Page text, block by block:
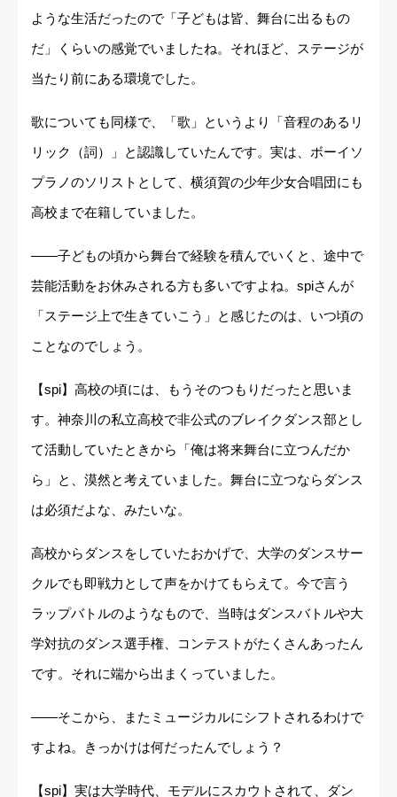
ような生活だったので「子どもは皆、舞台に出るもの
だ」くらいの感覚でいましたね。それほど、ステージが
当たり前にある環境でした。
歌についても同様で、「歌」というより「音程のあるリ
リック（詞）」と認識していたんです。実は、ボーイソ
プラノのソリストとして、横須賀の少年少女合唱団にも
高校まで在籍していました。
――子どもの頃から舞台で経験を積んでいくと、途中で
芸能活動をお休みされる方も多いですよね。spiさんが
「ステージ上で生きていこう」と感じたのは、いつ頃の
ことなのでしょう。
【spi】高校の頃には、もうそのつもりだったと思いま
す。神奈川の私立高校で非公式のブレイクダンス部とし
て活動していたときから「俺は将来舞台に立つんだか
ら」と、漠然と考えていました。舞台に立つならダンス
は必須だよな、みたいな。
高校からダンスをしていたおかげで、大学のダンスサー
クルでも即戦力として声をかけてもらえて。今で言う
ラップバトルのようなもので、当時はダンスバトルや大
学対抗のダンス選手権、コンテストがたくさんあったん
です。それに端から出まくっていました。
――そこから、またミュージカルにシフトされるわけで
すよね。きっかけは何だったんでしょう？
【spi】実は大学時代、モデルにスカウトされて、ダン